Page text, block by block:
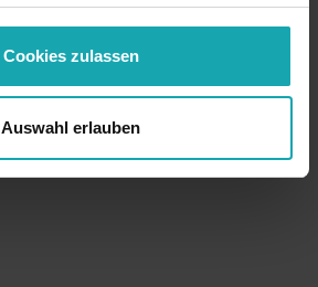
Cookies zulassen
Auswahl erlauben